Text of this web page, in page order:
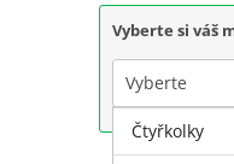
Vyberte si váš
Vyberte
Čtyřkolky